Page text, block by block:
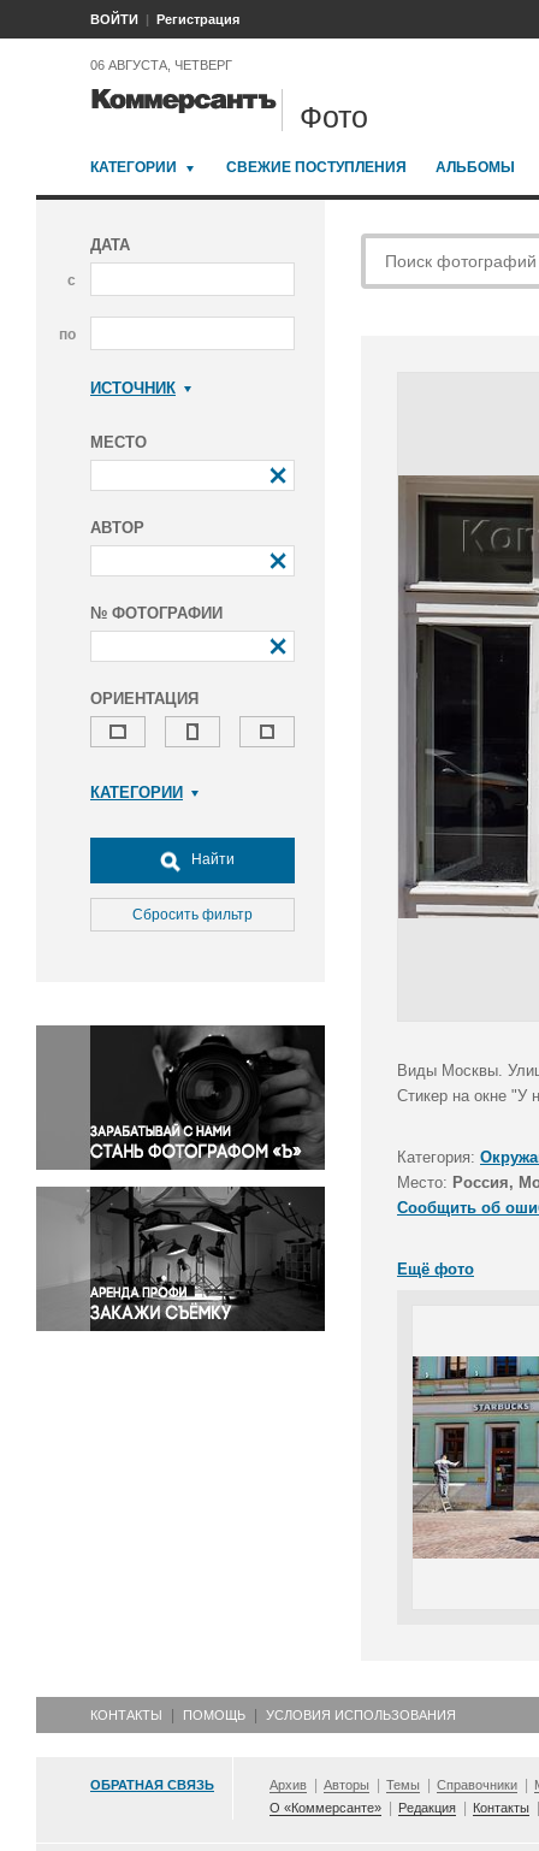
ВОЙТИ Регистрация
06 АВГУСТА, ЧЕТВЕРГ
Фото
КАТЕГОРИИ СВЕЖИЕ ПОСТУПЛЕНИЯ АЛЬБОМЫ
ДАТА
с
по
ИСТОЧНИК
МЕСТО
АВТОР
№ ФОТОГРАФИИ
ОРИЕНТАЦИЯ
КАТЕГОРИИ
Досуг, туризм и отдых
Культура
Медицина
Окружающая среда
Политика
Правосудие
Происшествия и конфликты
Религия
Светская жизнь
Спорт
Экология
Экономика и бизнес
Найти
Сбросить фильтр
Виды Москвы.
Стикер на окне "У
Категория:
Место: Россия,
Сообщить об
Ещё фото
КОНТАКТЫ ПОМОЩЬ УСЛОВИЯ ИСПОЛЬЗОВАНИЯ
ОБРАТНАЯ СВЯЗЬ Архив Авторы Темы Справочники
О «Коммерсанте»
Редакция Контакты